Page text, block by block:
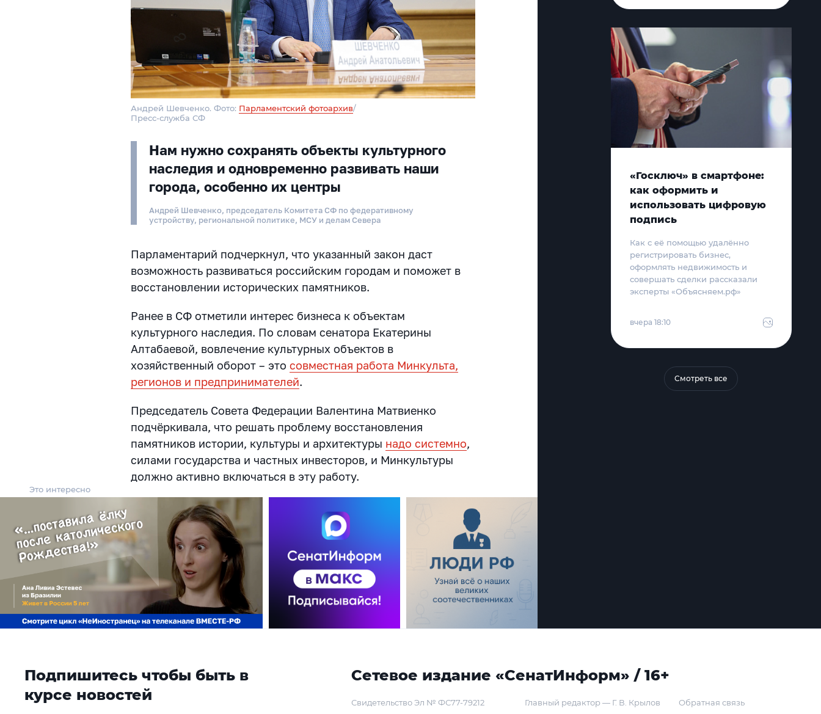
Андрей Шевченко. Фото: Парламентский фотоархив/
Пресс-служба СФ
Нам нужно сохранять объекты культурного
наследия и одновременно развивать наши
города, особенно их центры
Андрей Шевченко, председатель Комитета СФ по федеративному
устройству, региональной политике, МСУ и делам Севера
Парламентарий подчеркнул, что указанный закон даст
возможность развиваться российским городам и поможет в
восстановлении исторических памятников.
Ранее в СФ отметили интерес бизнеса к объектам
культурного наследия. По словам сенатора Екатерины
Алтабаевой, вовлечение культурных объектов в
хозяйственный оборот – этосовместная работа Минкульта,
регионов и предпринимателей.
Председатель Совета Федерации Валентина Матвиенко
подчёркивала, что решать проблему восстановления
памятников истории, культуры и архитектуры надо системно,
силами государства и частных инвесторов, и Минкультуры
должно активно включаться в эту работу.
Это интересно
«Госключ» в смартфоне:
как оформить и
использовать цифровую
подпись
Как с её помощью удалённо
регистрировать бизнес,
оформлять недвижимость и
совершать сделки рассказали
эксперты «Объясняем.рф»
вчера 18:10
Смотреть все
Подпишитесь чтобы быть в
курсе новостей
Сетевое издание «СенатИнформ» / 16+
Свидетельство Эл № ФС77-79212
Главный редактор — Г. В. Крылов
Обратная связь